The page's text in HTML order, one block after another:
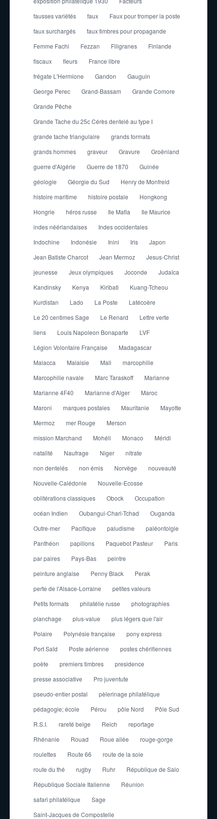
fausses variétés
faux
Faux pour tromper la poste
faux surchargés
faux timbres pour propagande
Femme Fachi
Fezzan Filigranes
Finlande
fiscaux
fleurs
France libre
frégate L'Hermione
Gandon
Gauguin
George Perec
Grand-Bassam
Grande Comore
Grande Pêche
Grande Tache du 25c Cérès dentelé au type I
grande tache triangulaire
grands formats
grands hommes
graveur Gravure
Groënland
guerre d'Algérie
Guerre de 1870
Guinée
géologie
Géorgie du Sud
Henry de Monfreid
histoire maritime
histoire postale
Hongkong
Hongrie
héros russe Ile Mafia
Ile Maurice
indes néérlandaises
Indes occidentales
Indochine
Indonésie Inini Iris
Japon
Jean Batiste Charcot
Jean Mermoz
Jesus-Christ
jeunesse
Jeux olympiques Joconde
Judaïca
Kandinsky
Kenya Kiribati
Kuang-Tcheou
Kurdistan
Lado La Poste
Latécoère
Le 20 centimes Sage
Le Renard
Lettre verte
liens
Louis Napoleon Bonaparte
LVF
Légion Volontaire Française
Madagascar
Malacca
Malaisie Mali
marcophilie
Marcophilie navale
Marc Taraskoff
Marianne
Marianne 4F40
Marianne d'Alger
Maroc
Maroni
marques postales Mauritanie
Mayotte
Mermoz
mer Rouge
Merson
mission Marchand
Mohéli Monaco
Méridi
natalité
Naufrage Niger
nitrate
non dentelés
non émis Norvège
nouveauté
Nouvelle-Calédonie
Nouvelle-Ecosse
oblitérations classiques
Obock
Occupation
océan Indien
Oubangui-Chari-Tchad
Ouganda
Outre-mer
Pacifique paludisme
paléontolgie
Panthéon
papillons Paquebot Pasteur
Paris
par paires
Pays-Bas
peintre
peinture anglaise
Penny Black
Perak
perte de l'Alsace-Lorraine
petites valeurs
Petits formats
philatélie russe
photographies
planchage
plus-value
plus légers que l'air
Polaire
Polynésie française
pony express
Port Saïd
Poste aérienne
postes chérifiennes
poète
premiers timbres
presidence
presse associative
Pro juventute
pseudo-entier postal
pèlerinage philatélique
pédagogie; école
Pérou pôle Nord
Pôle Sud
R.S.I.
rareté belge Reich
reportage
Rhénanie
Rouad Roue ailée
rouge-gorge
roulettes
Route 66
route de la soie
route du thé
rugby Ruhr
République de Salo
République Sociale Italienne
Réunion
safari philatélique
Sage
Saint-Jacques de Compostelle